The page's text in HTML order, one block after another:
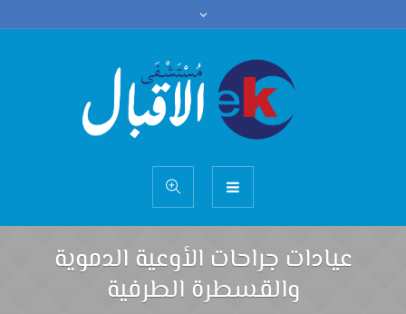
عيادات جراحات الأوعية الدموية
والقسطرة الطرفية